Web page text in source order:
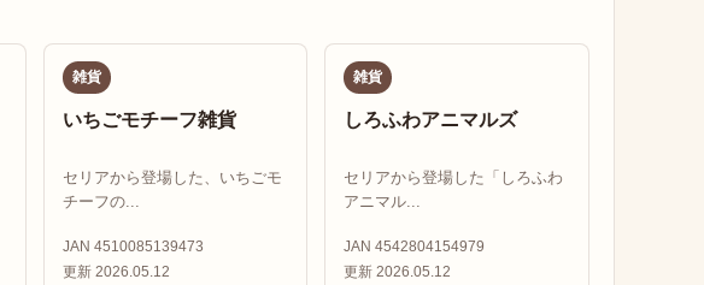
雑貨
いちごモチーフ雑貨
セリアから登場した、いちごモ
チーフの...
JAN 4510085139473
更新 2026.05.12
雑貨
しろふわアニマルズ
セリアから登場した「しろふわ
アニマル...
JAN 4542804154979
更新 2026.05.12